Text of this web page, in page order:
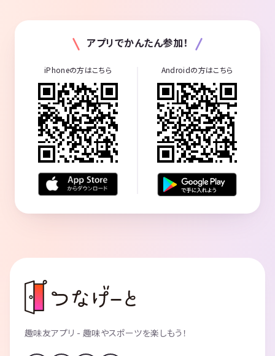
アプリでかんたん参加！
iPhoneの方はこちら Androidの方はこちら
趣味友アプリ - 趣味やスポーツを楽しもう！